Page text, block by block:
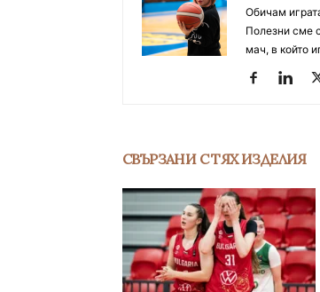
Обичам
Полезни сме
мач, в който
СВЪРЗАНИ С ТЯХ ИЗДЕЛИЯ